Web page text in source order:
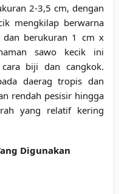
2-3,5 cm, dengan
mengkilap berwarna
dan berukuran 1 cm x
sawo kecik ini
cara biji dan cangkok.
daerag tropis dan
rendah pesisir hingga
yang relatif kering
Digunakan